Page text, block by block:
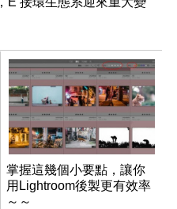
掌握這幾個小要點，讓你
用Lightroom後製更有效率
～～